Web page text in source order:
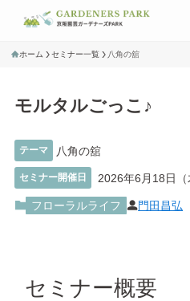
ホーム セミナー一覧 八角の舘
モルタルごっこ♪
テーマ 八角の舘
セミナー開催日 2026年6月18日
フローラルライフ 門田昌弘
セミナー概要